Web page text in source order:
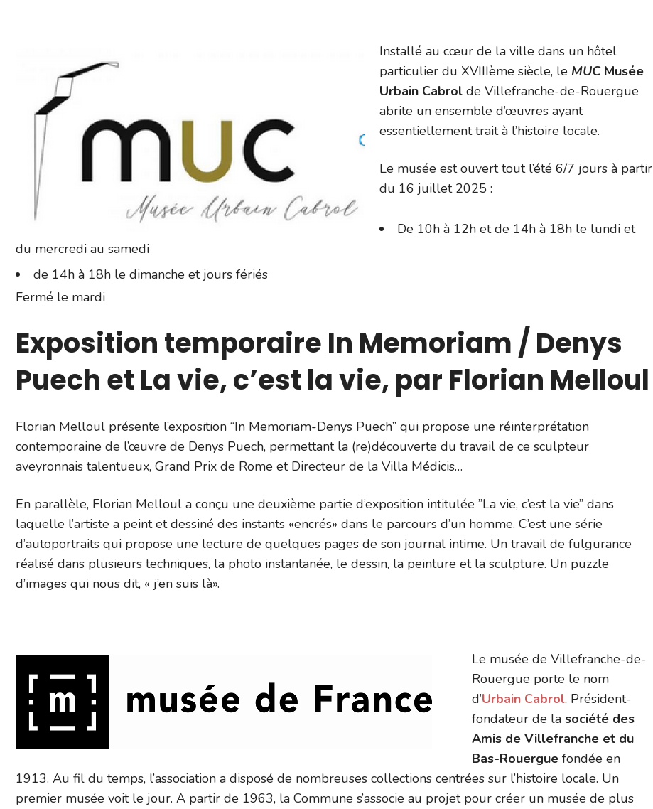
Installé au cœur de la ville dans un hôtel
particulier du XVIIIème siècle, le MUCMusée
Urbain Cabrol de Villefranche-de-Rouergue
abrite un ensemble d’œuvres ayant
essentiellement trait à l’histoire locale.
Le musée est ouvert tout l’été 6/7 jours à partir
du 16 juillet 2025 :
De 10h à 12h et de 14h à 18h le lundi et
du mercredi au samedi
de 14h à 18h le dimanche et jours fériés
Fermé le mardi
Exposition temporaire In Memoriam / Denys
Puech et La vie, c’est la vie, par Florian Melloul
Florian Melloul présente l’exposition “In Memoriam-Denys Puech” qui propose une réinterprétation
contemporaine de l’œuvre de Denys Puech, permettant la (re)découverte du travail de ce sculpteur
aveyronnais talentueux, Grand Prix de Rome et Directeur de la Villa Médicis…
En parallèle, Florian Melloul a conçu une deuxième partie d’exposition intitulée ”La vie, c’est la vie” dans
laquelle l’artiste a peint et dessiné des instants «encrés» dans le parcours d’un homme. C’est une série
d’autoportraits qui propose une lecture de quelques pages de son journal intime. Un travail de fulgurance
réalisé dans plusieurs techniques, la photo instantanée, le dessin, la peinture et la sculpture. Un puzzle
d’images qui nous dit, « j’en suis là».
Le musée de Villefranche-de-
Rouergue porte le nom
d’Urbain Cabrol, Président-
fondateur de la société des
Amis de Villefranche et du
Bas-Rouergue fondée en
1913. Au fil du temps, l’association a disposé de nombreuses collections centrées sur l’histoire locale. Un
premier musée voit le jour. A partir de 1963, la Commune s’associe au projet pour créer un musée de plus